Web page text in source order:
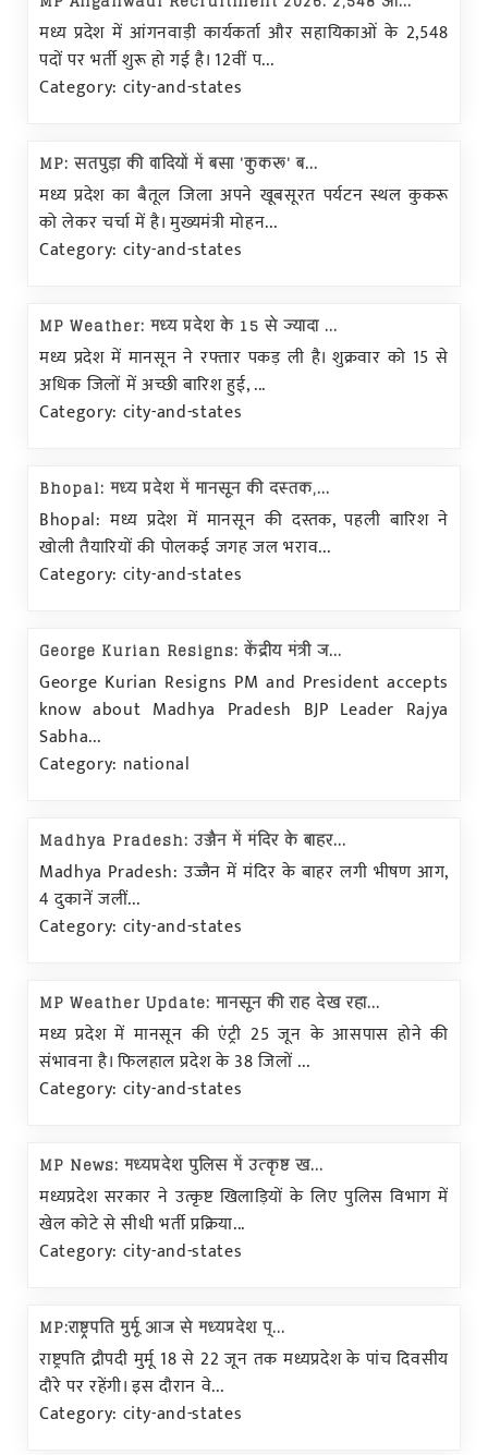
मध्य प्रदेश में आंगनवाड़ी कार्यकर्ता और सहायिकाओं के 2,548
पदों पर भर्ती शुरू हो गई है। 12वीं प...
Category: city-and-states
MP: सतपुड़ा की वादियों में बसा 'कुकरू' ब...
मध्य प्रदेश का बैतूल जिला अपने खूबसूरत पर्यटन स्थल कुकरू
को लेकर चर्चा में है। मुख्यमंत्री मोहन...
Category: city-and-states
MP Weather: मध्य प्रदेश के 15 से ज्यादा ...
मध्य प्रदेश में मानसून ने रफ्तार पकड़ ली है। शुक्रवार को 15 से
अधिक जिलों में अच्छी बारिश हुई, ...
Category: city-and-states
Bhopal: मध्य प्रदेश में मानसून की दस्तक,...
Bhopal: मध्य प्रदेश में मानसून की दस्तक, पहली बारिश ने
खोली तैयारियों की पोलकई जगह जल भराव...
Category: city-and-states
George Kurian Resigns: केंद्रीय मंत्री ज...
George Kurian Resigns PM and President accepts
know about Madhya Pradesh BJP Leader Rajya
Sabha...
Category: national
Madhya Pradesh: उज्जैन में मंदिर के बाहर...
Madhya Pradesh: उज्जैन में मंदिर के बाहर लगी भीषण आग,
4 दुकानें जलीं...
Category: city-and-states
MP Weather Update: मानसून की राह देख रहा...
मध्य प्रदेश में मानसून की एंट्री 25 जून के आसपास होने की
संभावना है। फिलहाल प्रदेश के 38 जिलों ...
Category: city-and-states
MP News: मध्यप्रदेश पुलिस में उत्कृष्ट ख...
मध्यप्रदेश सरकार ने उत्कृष्ट खिलाड़ियों के लिए पुलिस विभाग में
खेल कोटे से सीधी भर्ती प्रक्रिया...
Category: city-and-states
MP:राष्ट्रपति मुर्मू आज से मध्यप्रदेश प्...
राष्ट्रपति द्रौपदी मुर्मू 18 से 22 जून तक मध्यप्रदेश के पांच दिवसीय
दौरे पर रहेंगी। इस दौरान वे...
Category: city-and-states